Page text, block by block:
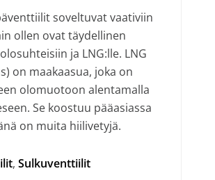
soveltuvat vaativiin
ollen ovat täydellinen
ja LNG:lle. LNG
on maakaasua, joka on
olomuotoon alentamalla
Se koostuu pääasiassa
on muita hiilivetyjä.
, Sulkuventtiilit